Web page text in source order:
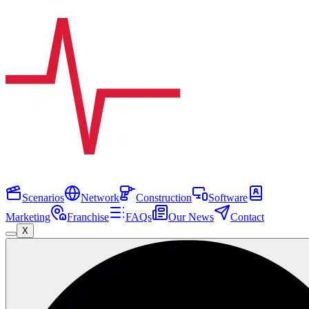
Scenarios Network Construction
Software
Marketing
Franchise FAQs Our News Contact
X